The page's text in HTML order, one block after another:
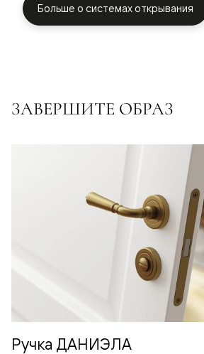
Больше о системах открывания
ЗАВЕРШИТЕ ОБРАЗ
Ручка ДАНИЭЛА